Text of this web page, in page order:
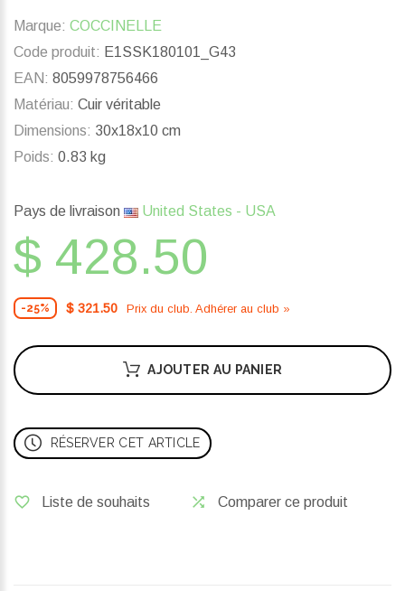
Marque: COCCINELLE
Code produit: E1SSK180101_G43
EAN: 8059978756466
Matériau: Cuir véritable
Dimensions: 30x18x10 cm
Poids: 0.83 kg
Pays de livraison United States - USA
$ 428.50
-25% $ 321.50 Prix ​​du club. Adhérer au club »
AJOUTER AU PANIER
RÉSERVER CET ARTICLE
Liste de souhaits Comparer ce produit